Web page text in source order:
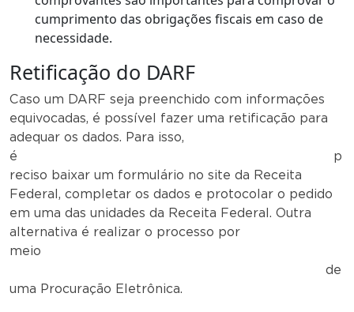
cumprimento das obrigações fiscais em caso de
necessidade.
Retificação do DARF
Caso um DARF seja preenchido com informações
equivocadas, é possível fazer uma retificação para
adequar os dados. Para isso,
é p
reciso baixar um formulário no site da Receita
Federal, completar os dados e protocolar o pedido
em uma das unidades da Receita Federal. Outra
alternativa é realizar o processo por
meio
de
uma Procuração Eletrônica.